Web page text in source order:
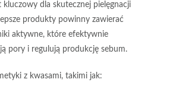
kluczowy dla skutecznej pielęgnacji
produkty powinny zawierać
aktywne, które efektywnie
pory i regulują produkcję sebum.
z kwasami, takimi jak: